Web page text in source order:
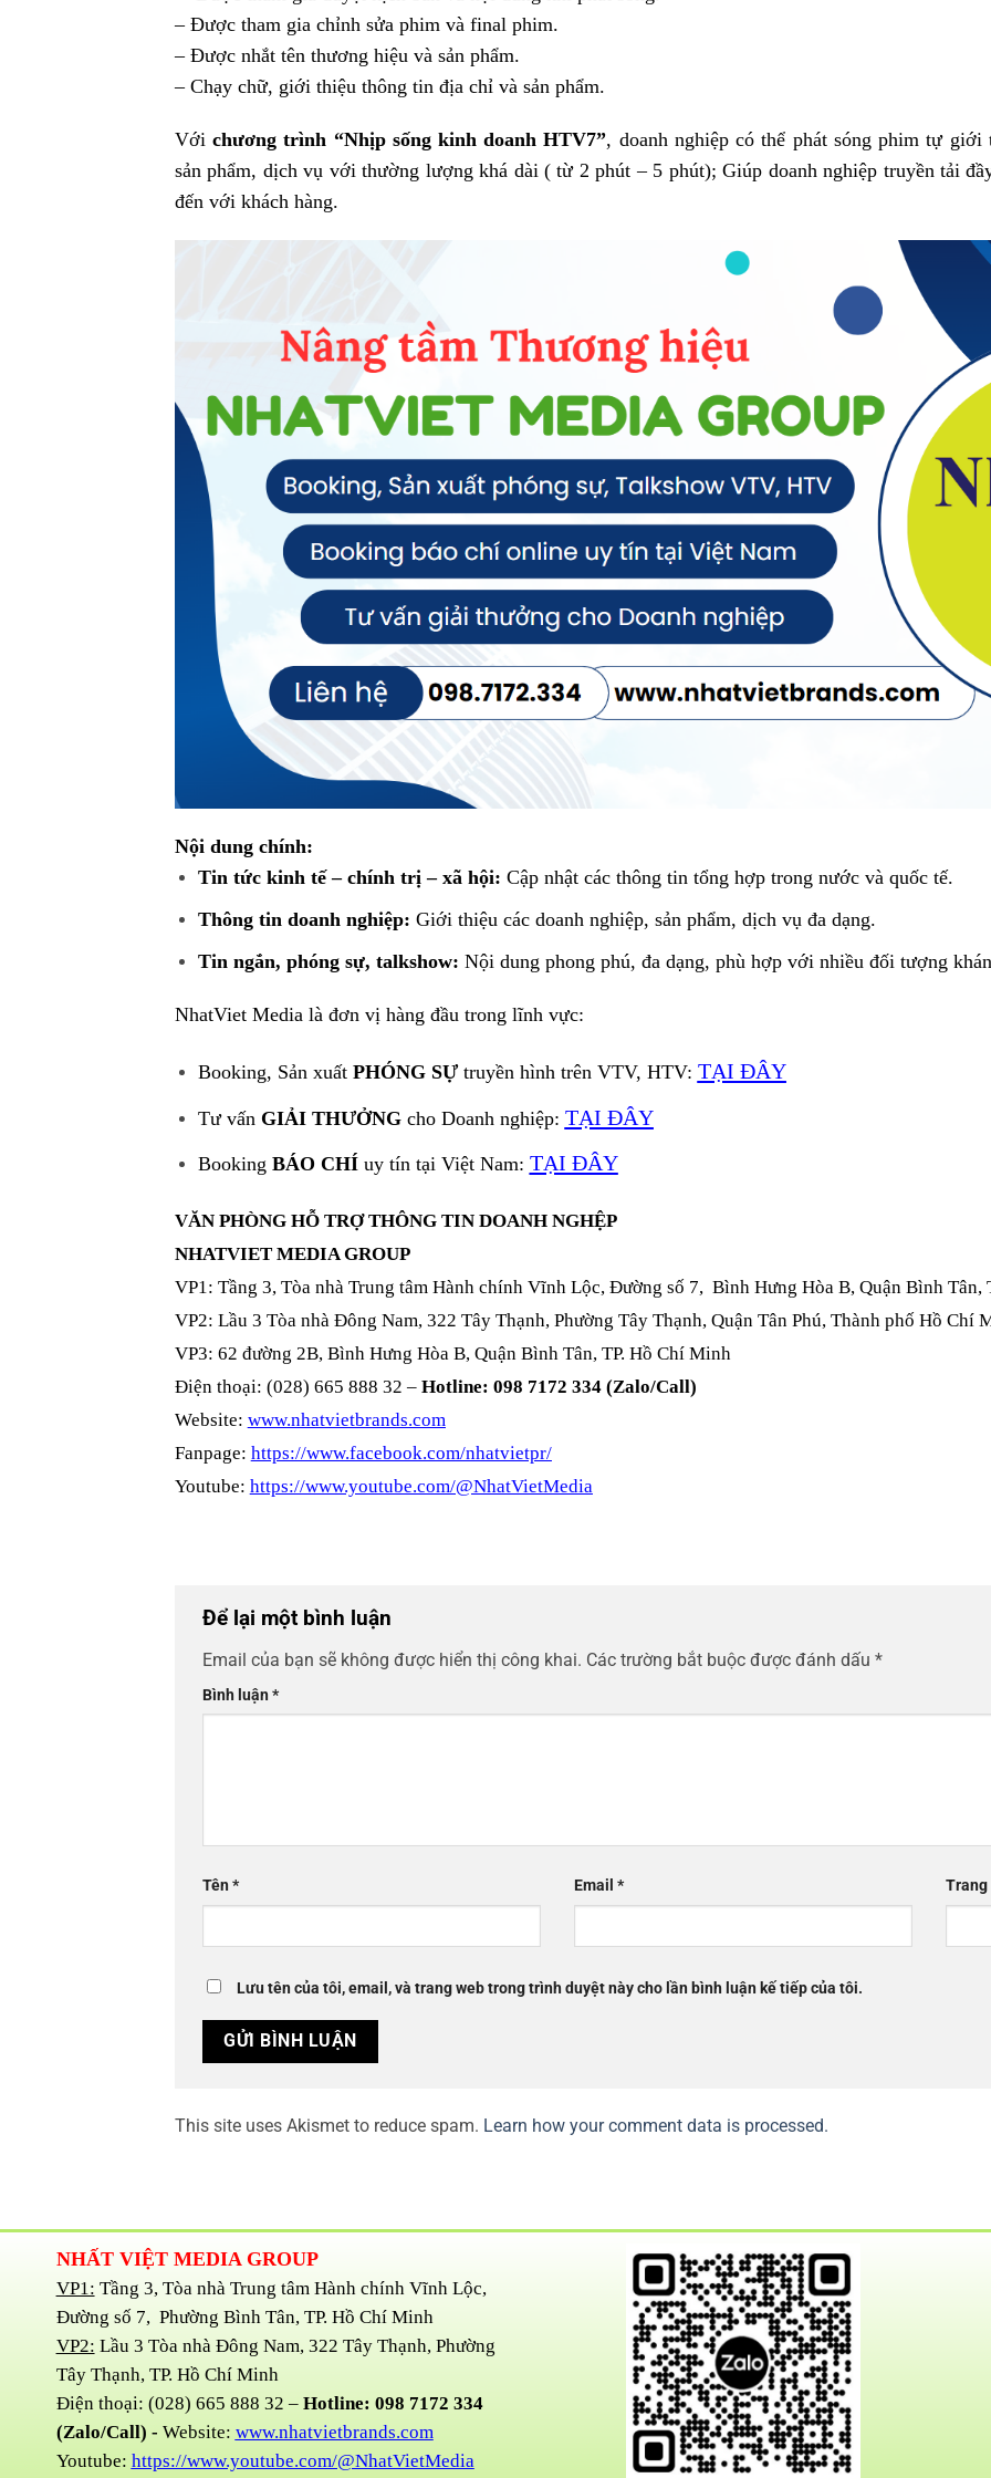
– Được tham gia chỉnh sửa phim và final phim.
– Được nhắt tên thương hiệu và sản phẩm.
– Chạy chữ, giới thiệu thông tin địa chỉ và sản phẩm.
Vớichương trình “Nhịp sống kinh doanh HTV7”, doanh nghiệp có thể phát sóng phim tự giới
sản phẩm, dịch vụ với thường lượng khá dài ( từ 2 phút – 5 phút); Giúp doanh nghiệp truyền tải
đến với khách hàng.
Nội dung chính:
Tin tức kinh tế – chính trị – xã hội: Cập nhật các thông tin tổng hợp trong nước và quốc tế.
Thông tin doanh nghiệp: Giới thiệu các doanh nghiệp, sản phẩm, dịch vụ đa dạng.
Tin ngắn, phóng sự, talkshow: Nội dung phong phú, đa dạng, phù hợp với nhiều đối tượng
NhatViet Media là đơn vị hàng đầu trong lĩnh vực:
Booking, Sản xuất PHÓNG SỰtruyền hình trên VTV, HTV: TẠI ĐÂY
Tư vấn GIẢI THƯỞNGcho Doanh nghiệp: TẠI ĐÂY
Booking BÁO CHÍuy tín tại Việt Nam: TẠI ĐÂY
VĂN PHÒNG HỖ TRỢ THÔNG TIN DOANH NGHỆP
NHATVIET MEDIA GROUP
VP1: Tầng 3, Tòa nhà Trung tâm Hành chính Vĩnh Lộc, Đường số 7, Bình Hưng Hòa B, Quận Bình Tân,
VP2: Lầu 3 Tòa nhà Đông Nam, 322 Tây Thạnh, Phường Tây Thạnh, Quận Tân Phú, Thành phố Hồ Chí
VP3: 62 đường 2B, Bình Hưng Hòa B, Quận Bình Tân, TP. Hồ Chí Minh
Điện thoại: (028) 665 888 32 – Hotline: 098 7172 334 (Zalo/Call)
Website: www.nhatvietbrands.com
Fanpage: https://www.facebook.com/nhatvietpr/
Youtube: https://www.youtube.com/@NhatVietMedia
Để lại một bình luận
Email của bạn sẽ không được hiển thị công khai. Các trường bắt buộc được đánh dấu *
Bình luận*
Tên* Email * Trang
Lưu tên của tôi, email, và trang web trong trình duyệt này cho lần bình luận kế tiếp của tôi.
This site uses Akismet to reduce spam. Learn how your comment data is processed.
NHẤT VIỆT MEDIA GROUP
VP1: Tầng 3, Tòa nhà Trung tâm Hành chính Vĩnh Lộc,
Đường số 7, Phường Bình Tân, TP. Hồ Chí Minh
VP2: Lầu 3 Tòa nhà Đông Nam, 322 Tây Thạnh, Phường
Tây Thạnh, TP. Hồ Chí Minh
Điện thoại: (028) 665 888 32 – Hotline: 098 7172 334
(Zalo/Call) - Website: www.nhatvietbrands.com
Youtube: https://www.youtube.com/@NhatVietMedia